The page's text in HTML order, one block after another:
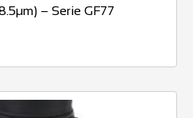
– Serie GF77